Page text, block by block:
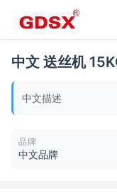
中文 送丝机
中文描述
品牌
中文品牌